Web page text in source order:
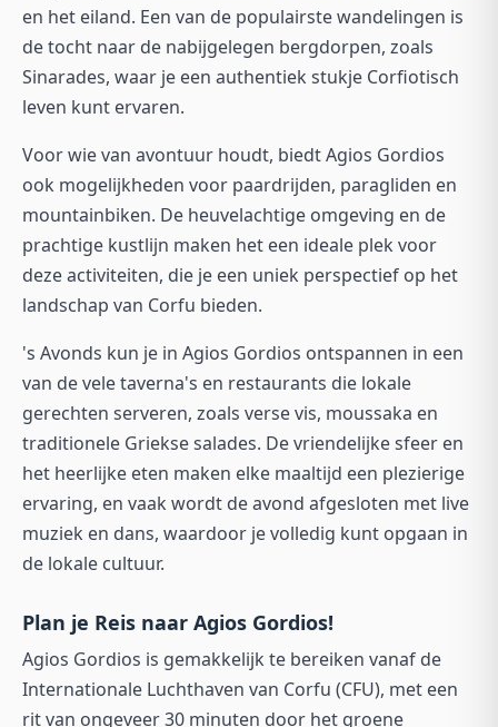
en het eiland. Een van de populairste wandelingen is
de tocht naar de nabijgelegen bergdorpen, zoals
Sinarades, waar je een authentiek stukje Corfiotisch
leven kunt ervaren.
Voor wie van avontuur houdt, biedt Agios Gordios
ook mogelijkheden voor paardrijden, paragliden en
mountainbiken. De heuvelachtige omgeving en de
prachtige kustlijn maken het een ideale plek voor
deze activiteiten, die je een uniek perspectief op het
landschap van Corfu bieden.
's Avonds kun je in Agios Gordios ontspannen in een
van de vele taverna's en restaurants die lokale
gerechten serveren, zoals verse vis, moussaka en
traditionele Griekse salades. De vriendelijke sfeer en
het heerlijke eten maken elke maaltijd een plezierige
ervaring, en vaak wordt de avond afgesloten met live
muziek en dans, waardoor je volledig kunt opgaan in
de lokale cultuur.
Plan je Reis naar Agios Gordios!
Agios Gordios is gemakkelijk te bereiken vanaf de
Internationale Luchthaven van Corfu (CFU), met een
rit van ongeveer 30 minuten door het groene